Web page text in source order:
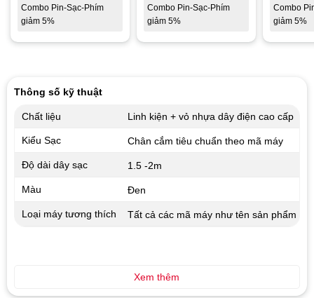
Combo Pin-Sạc-Phím
giảm 5%
Combo Pin-Sạc-Phím
giảm 5%
Combo
giảm 5%
Thông số kỹ thuật
Chất liệu Linh kiện + vỏ nhựa dây điện cao cấp
Kiểu Sạc Chân cắm tiêu chuẩn theo mã máy
Độ dài dây sạc 1.5 -2m
Màu Đen
Loại máy tương thích Tất cả các mã máy như tên sản phẩm
Xem thêm